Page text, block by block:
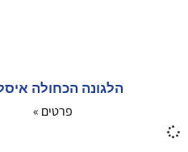
הלגונה הכחולה
פרטים »